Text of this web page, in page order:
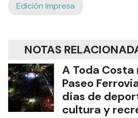
Edición Impresa
NOTAS
A Toda Costa
Paseo
días de
cultura y